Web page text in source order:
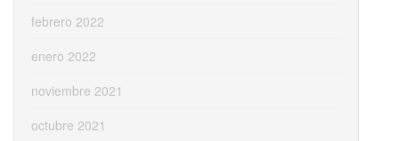
febrero 2022
enero 2022
noviembre 2021
octubre 2021